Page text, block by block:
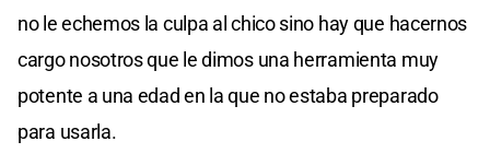
no le echemos la culpa al chico sino hay que hacernos
cargo nosotros que le dimos una herramienta muy
potente a una edad en la que no estaba preparado
para usarla.